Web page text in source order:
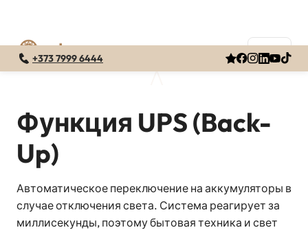
содержимому
+373 7999 6444
Функция UPS (Back-
Up)
Автоматическое переключение на аккумуляторы в
случае отключения света. Система реагирует за
миллисекунды, поэтому бытовая техника и свет